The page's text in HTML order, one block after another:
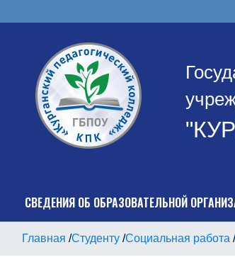
СВЕДЕНИЯ ОБ ОБРАЗОВАТЕЛЬНОЙ
Главная /Студенту /Социальная работа /